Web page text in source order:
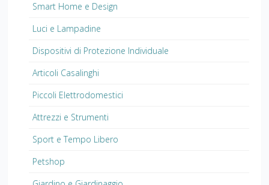
Smart Home e Design
Luci e Lampadine
Dispositivi di Protezione Individuale
Articoli Casalinghi
Piccoli Elettrodomestici
Attrezzi e Strumenti
Sport e Tempo Libero
Petshop